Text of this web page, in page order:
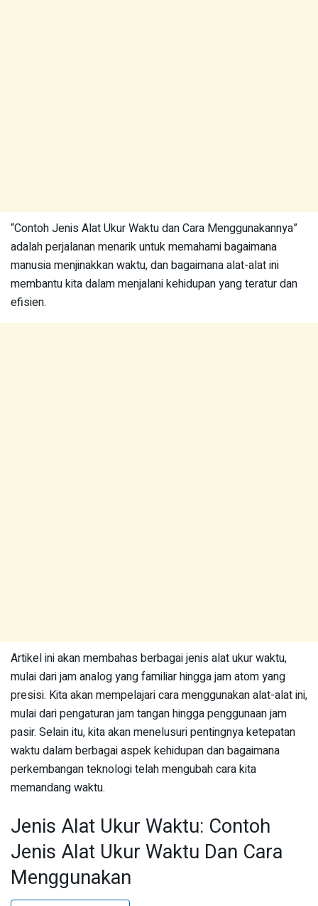
“Contoh Jenis Alat Ukur Waktu dan Cara Menggunakannya”
adalah perjalanan menarik untuk memahami bagaimana
manusia menjinakkan waktu, dan bagaimana alat-alat ini
membantu kita dalam menjalani kehidupan yang teratur dan
efisien.
Artikel ini akan membahas berbagai jenis alat ukur waktu,
mulai dari jam analog yang familiar hingga jam atom yang
presisi. Kita akan mempelajari cara menggunakan alat-alat ini,
mulai dari pengaturan jam tangan hingga penggunaan jam
pasir. Selain itu, kita akan menelusuri pentingnya ketepatan
waktu dalam berbagai aspek kehidupan dan bagaimana
perkembangan teknologi telah mengubah cara kita
memandang waktu.
Jenis Alat Ukur Waktu: Contoh
Jenis Alat Ukur Waktu Dan Cara
Menggunakan